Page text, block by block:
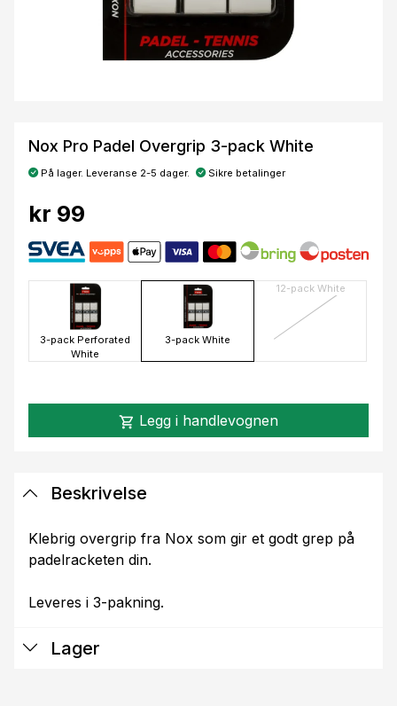
Nox Pro Padel Overgrip 3-pack White
På lager. Leveranse 2-5 dager. Sikre betalinger
kr 99
3-pack Perforated
White
3-pack White
12-pack White
shopping_cart Legg i handlevognen
Beskrivelse
Klebrig overgrip fra Nox som gir et godt grep på
padelracketen din.
Leveres i 3-pakning.
Lager